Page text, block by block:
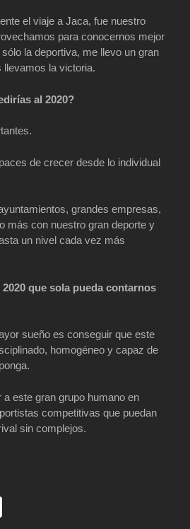
el viaje a Jaca, fue nuestro
para conocernos mejor
la deportiva, me llevo un gran
llevamos la victoria.
al 2020?
de crecer desde lo individual
grandes empresas,
más con nuestro gran deporte y
un nivel cada vez más
que sola pueda contarnos
sueño es conseguir que este
homogéneo y capaz de
este gran grupo humano en
competitivas que puedan
sin complejos.